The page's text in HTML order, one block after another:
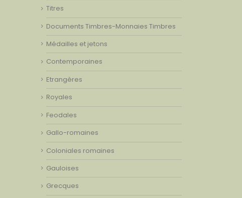
Titres
Documents Timbres-Monnaies Timbres
Médailles et jetons
Contemporaines
Etrangères
Royales
Feodales
Gallo-romaines
Coloniales romaines
Gauloises
Grecques